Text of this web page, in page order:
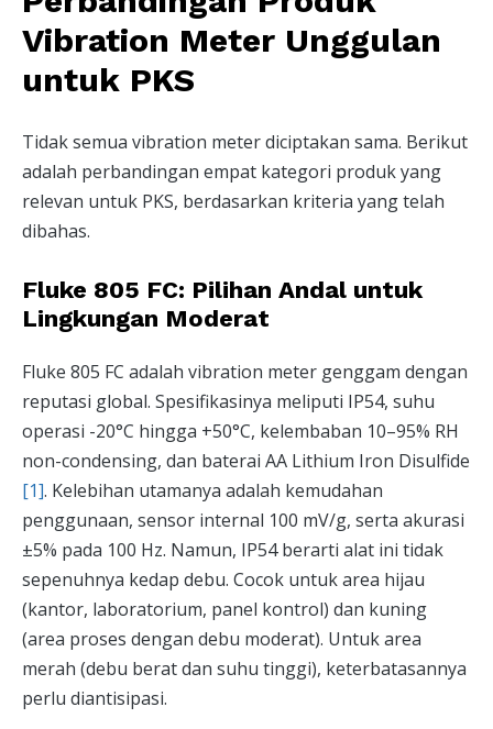
Vibration Meter Unggulan
untuk PKS
Tidak semua vibration meter diciptakan sama. Berikut
adalah perbandingan empat kategori produk yang
relevan untuk PKS, berdasarkan kriteria yang telah
dibahas.
Fluke 805 FC: Pilihan Andal untuk
Lingkungan Moderat
Fluke 805 FC adalah vibration meter genggam dengan
reputasi global. Spesifikasinya meliputi IP54, suhu
operasi -20°C hingga +50°C, kelembaban 10–95% RH
non-condensing, dan baterai AA Lithium Iron Disulfide
[1]. Kelebihan utamanya adalah kemudahan
penggunaan, sensor internal 100 mV/g, serta akurasi
±5% pada 100 Hz. Namun, IP54 berarti alat ini tidak
sepenuhnya kedap debu. Cocok untuk area hijau
(kantor, laboratorium, panel kontrol) dan kuning
(area proses dengan debu moderat). Untuk area
merah (debu berat dan suhu tinggi), keterbatasannya
perlu diantisipasi.